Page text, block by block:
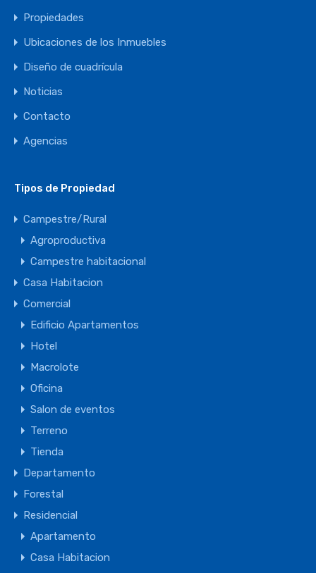
Propiedades
Ubicaciones de los Inmuebles
Diseño de cuadrícula
Noticias
Contacto
Agencias
Tipos de Propiedad
Campestre/Rural
Agroproductiva
Campestre habitacional
Casa Habitacion
Comercial
Edificio Apartamentos
Hotel
Macrolote
Oficina
Salon de eventos
Terreno
Tienda
Departamento
Forestal
Residencial
Apartamento
Casa Habitacion